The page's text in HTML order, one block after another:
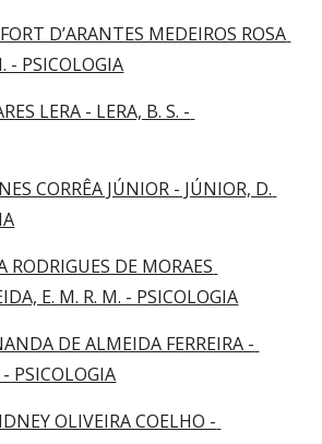
D’ARANTES MEDEIROS ROSA
- PSICOLOGIA
LERA - LERA, B. S. -
CORRÊA JÚNIOR - JÚNIOR, D.
RODRIGUES DE MORAES
E. M. R. M. - PSICOLOGIA
DE ALMEIDA FERREIRA -
- PSICOLOGIA
OLIVEIRA COELHO -